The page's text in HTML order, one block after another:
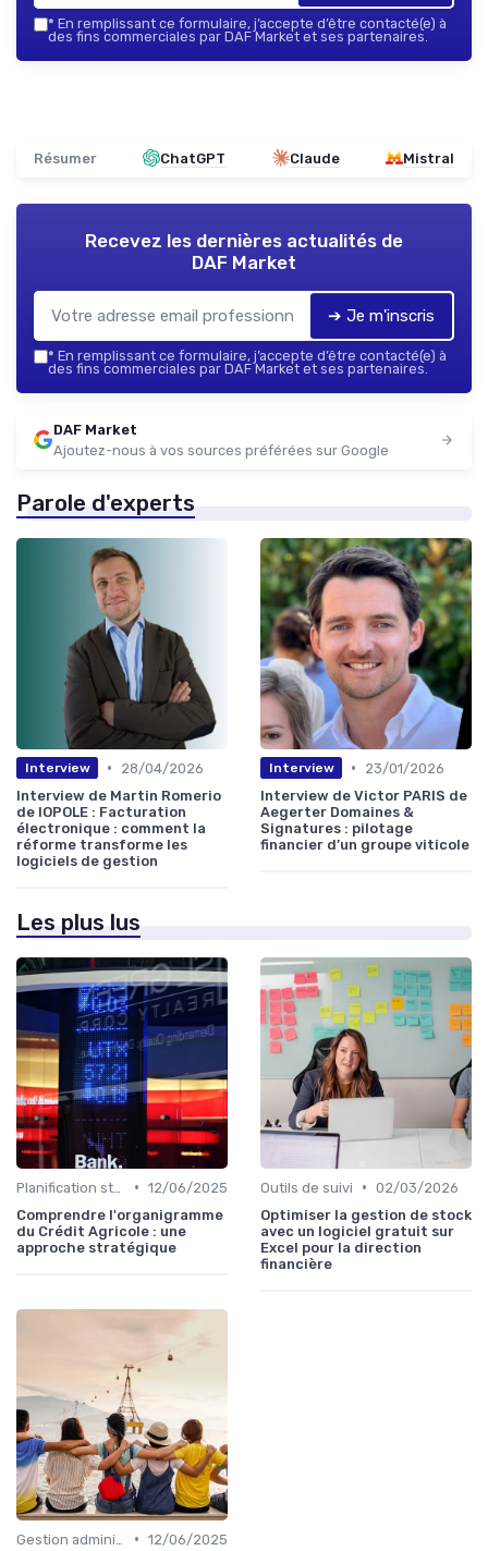
* En remplissant ce formulaire, j’accepte d’être contacté(e) à
des fins commerciales par DAF Market et ses partenaires.
Résumer ChatGPT Claude Mistral
Recevez les dernières actualités de
DAF Market
➔ Je m'inscris
* En remplissant ce formulaire, j’accepte d’être contacté(e) à
des fins commerciales par DAF Market et ses partenaires.
DAF Market
Ajoutez-nous à vos sources préférées sur Google
Parole d'experts
Interview •
28/04/2026
Interview de Martin Romerio
de IOPOLE : Facturation
électronique : comment la
réforme transforme les
logiciels de gestion
Interview •
23/01/2026
Interview de Victor PARIS de
Aegerter Domaines &
Signatures : pilotage
financier d’un groupe viticole
Les plus lus
• 12/06/2025
Comprendre l'organigramme
du Crédit Agricole : une
approche stratégique
Outils de suivi • 02/03/2026
Optimiser la gestion de stock
avec un logiciel gratuit sur
Excel pour la direction
financière
• 12/06/2025